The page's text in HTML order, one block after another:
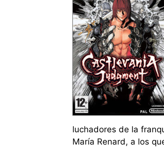
luchadores de la
María Renard, a los